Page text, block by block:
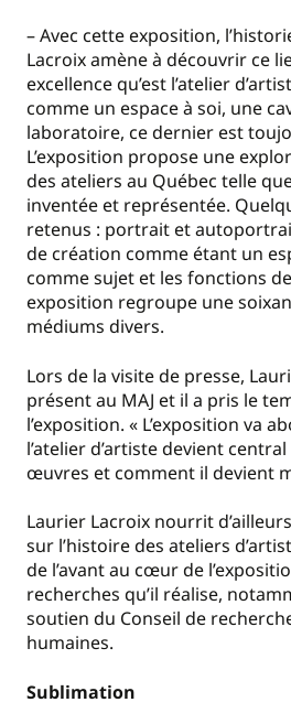
– Avec cette exposition,
Lacroix amène à découvrir ce
excellence qu’est l’atelier
comme un espace à soi, une
laboratoire, ce dernier est
L’exposition propose une
des ateliers au Québec telle
inventée et représentée.
retenus : portrait et
de création comme étant un
comme sujet et les fonctions
exposition regroupe une
médiums divers.
Lors de la visite de presse,
présent au MAJ et il a pris le
l’exposition. « L’exposition va
l’atelier d’artiste devient
œuvres et comment il devient
Laurier Lacroix nourrit
sur l’histoire des ateliers
de l’avant au cœur de
recherches qu’il réalise,
soutien du Conseil de
humaines.
Sublimation